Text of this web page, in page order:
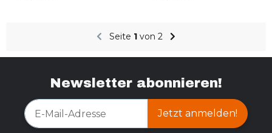
Seite 1 von 2
Newsletter abonnieren!
Jetzt anmelden!